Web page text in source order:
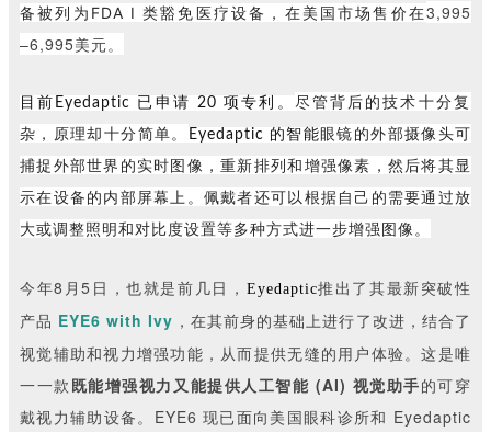
备被列为FDA I 类豁免医疗设备，在美国市场售价在3,995
–6,995美元。
目前Eyedaptic 已申请 20 项专利。 尽管背后的技术十分复
杂，原理却十分简单。
Eyedaptic 的智能眼镜的外部摄像头可
捕捉外部世界的实时图像，重新排列和增强像素，然后将其显
示在设备的内部屏幕上。佩戴者还可以根据自己的需要通过放
大或调整照明和对比度设置等多种方式进一步增强图像。
今年8月5日，也就是前几日， Eyedaptic推出了其最新突破性
产品 EYE6 with Ivy ， 在其前身的基础上进行了改进，结合了
视觉辅助和视力增强功能，从而提供无缝的用户体验。这是唯
一一款 既能增强视力又能提供人工智能 (AI) 视觉助手的可穿
戴视力辅助设备。 EYE6 现已面向美国眼科诊所和 Eyedaptic